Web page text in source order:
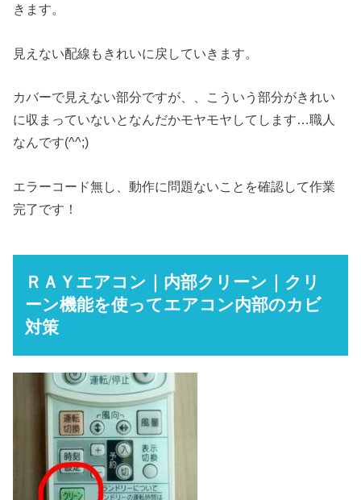
きます。
見えない配線もきれいに戻していきます。
カバーで見えない部分ですが、、こういう部分がきれい
に収まっていないとなんだかモヤモヤしてします…職人
なんです(^^;)
エラーコード無し、動作に問題ないことを確認して作業
完了です！
ＲＡＹエアコン｜内部クリーン｜クリ
ーン機能を使ってエアコン内部のカビ
対策